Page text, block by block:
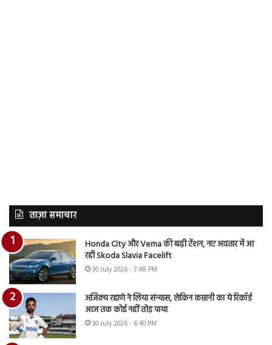
ताज़ा समाचार
Honda City और Verna की बढ़ी टेंशन, नए अवतार में आ
रही Skoda Slavia Facelift
30 July 2026 - 7:48 PM
अजिंक्य रहाणे ने लिया संन्यास, लेकिन कप्तानी का ये रिकॉर्ड
आज तक कोई नहीं तोड़ पाया
30 July 2026 - 6:40 PM